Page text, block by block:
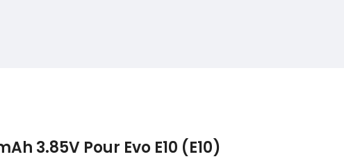
3.85V Pour Evo E10 (E10)